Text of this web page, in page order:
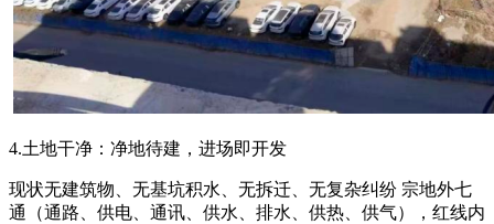
4.土地干净：净地待建，进场即开发
现状无建筑物、无基坑积水、无拆迁、无复杂纠纷 宗地外七
通（通路、供电、通讯、供水、排水、供热、供气），红线内